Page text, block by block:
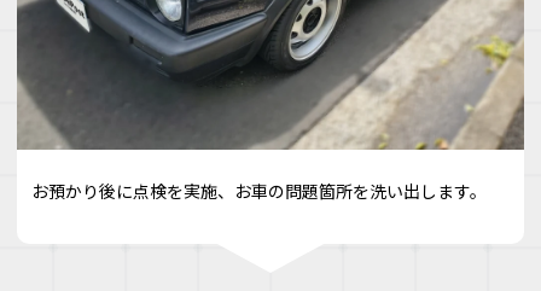
お預かり後に点検を実施、お車の問題箇所を洗い出します。